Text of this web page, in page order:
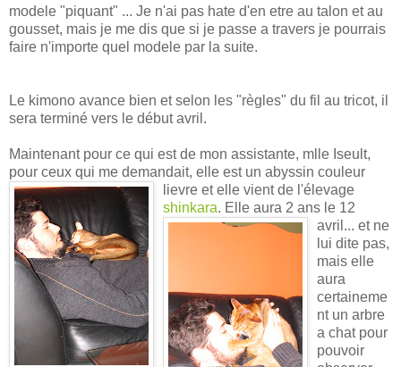
modele "piquant" ... Je n'ai pas hate d'en etre au talon et au
gousset, mais je me dis que si je passe a travers je pourrais
faire n'importe quel modele par la suite.
Le kimono avance bien et selon les "règles" du fil au tricot, il
sera terminé vers le début avril.
Maintenant pour ce qui est de mon assistante, mlle Iseult,
pour ceux qui me demandait, elle est un abyssin couleur
lievre et elle vient de l'élevage
shinkara. Elle aura 2 ans le 12
avril... et ne
lui dite pas,
mais elle
aura
certaineme
nt un arbre
a chat pour
pouvoir